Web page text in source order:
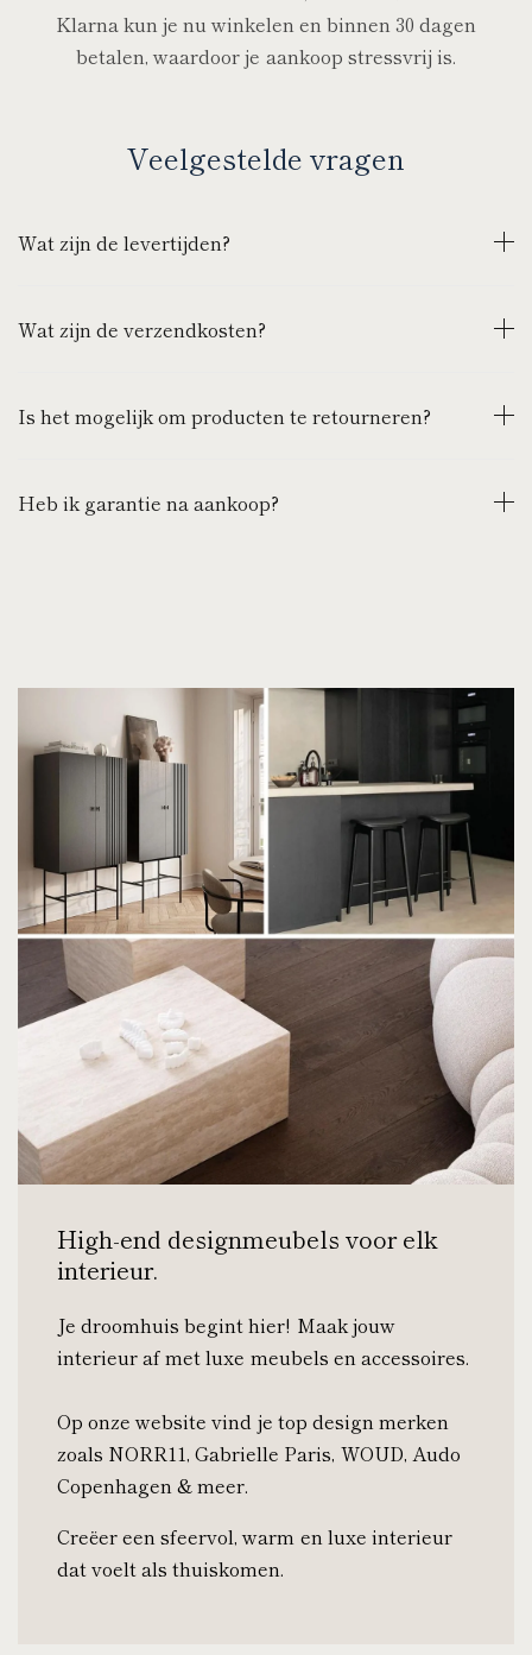
Klarna kun je nu winkelen en binnen 30 dagen
betalen, waardoor je aankoop stressvrij is.
Veelgestelde vragen
Wat zijn de levertijden?
Wat zijn de verzendkosten?
Is het mogelijk om producten te retourneren?
Heb ik garantie na aankoop?
High-end designmeubels voor elk
interieur.
Je droomhuis begint hier! Maak jouw
interieur af met luxe meubels en accessoires.
Op onze website vind je top design merken
zoals NORR11, Gabrielle Paris, WOUD, Audo
Copenhagen & meer.
Creëer een sfeervol, warm en luxe interieur
dat voelt als thuiskomen.